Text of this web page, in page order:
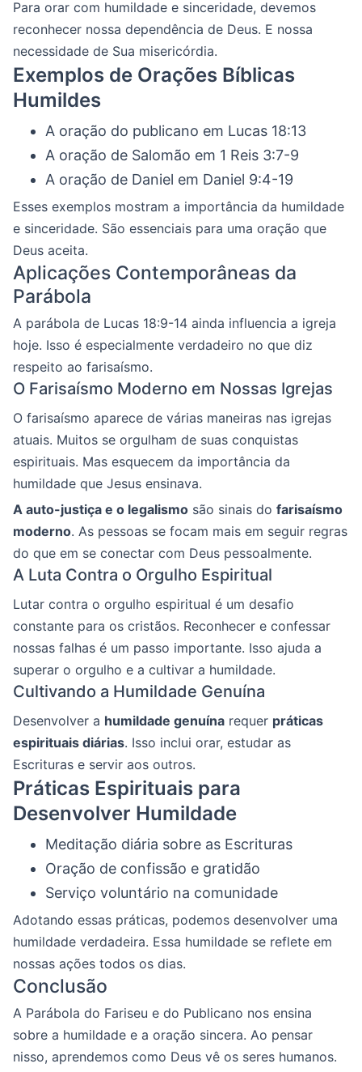
Para orar com humildade e sinceridade, devemos
reconhecer nossa dependência de Deus. E nossa
necessidade de Sua misericórdia.
Exemplos de Orações Bíblicas
Humildes
A oração do publicano em Lucas 18:13
A oração de Salomão em 1 Reis 3:7-9
A oração de Daniel em Daniel 9:4-19
Esses exemplos mostram a importância da humildade
e sinceridade. São essenciais para uma oração que
Deus aceita.
Aplicações Contemporâneas da
Parábola
A parábola de Lucas 18:9-14 ainda influencia a igreja
hoje. Isso é especialmente verdadeiro no que diz
respeito ao farisaísmo.
O Farisaísmo Moderno em Nossas Igrejas
O farisaísmo aparece de várias maneiras nas igrejas
atuais. Muitos se orgulham de suas conquistas
espirituais. Mas esquecem da importância da
humildade que Jesus ensinava.
A auto-justiça e o legalismo são sinais do farisaísmo
moderno. As pessoas se focam mais em seguir regras
do que em se conectar com Deus pessoalmente.
A Luta Contra o Orgulho Espiritual
Lutar contra o orgulho espiritual é um desafio
constante para os cristãos. Reconhecer e confessar
nossas falhas é um passo importante. Isso ajuda a
superar o orgulho e a cultivar a humildade.
Cultivando a Humildade Genuína
Desenvolver a humildade genuína requer práticas
espirituais diárias. Isso inclui orar, estudar as
Escrituras e servir aos outros.
Práticas Espirituais para
Desenvolver Humildade
Meditação diária sobre as Escrituras
Oração de confissão e gratidão
Serviço voluntário na comunidade
Adotando essas práticas, podemos desenvolver uma
humildade verdadeira. Essa humildade se reflete em
nossas ações todos os dias.
Conclusão
A Parábola do Fariseu e do Publicano nos ensina
sobre a humildade e a oração sincera. Ao pensar
nisso, aprendemos como Deus vê os seres humanos.